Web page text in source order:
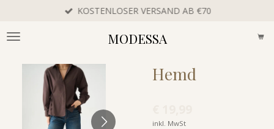
springen
MODESSA
KOSTENLOSER VERSAND AB €70
Hemd
inkl. MwSt